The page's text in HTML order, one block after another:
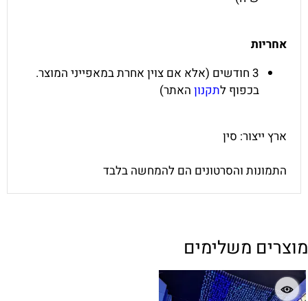
אחריות
3 חודשים (אלא אם צוין אחרת במאפייני המוצר.
בכפוף לתקנון האתר)
ארץ ייצור: סין
התמונות והסרטונים הם להמחשה בלבד
מוצרים משלימים